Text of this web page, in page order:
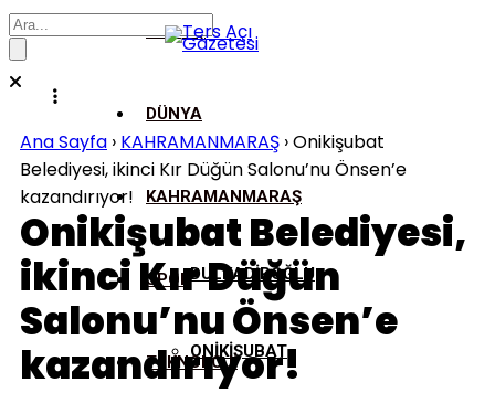
ASAYİŞ
DÜNYA
KAHRAMANMARAŞ
DULKADİROĞLU
ONİKİŞUBAT
SPOR
TEKNOLOJİ
Ana Sayfa › KAHRAMANMARAŞ ›Onikişubat
Belediyesi, ikinci Kır Düğün Salonu’nu Önsen’e
kazandırıyor!
Onikişubat Belediyesi,
ikinci Kır Düğün
Salonu’nu Önsen’e
kazandırıyor!